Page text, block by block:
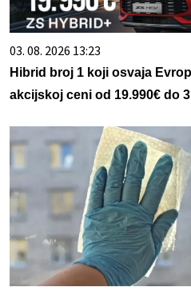
03. 08. 2026 13:23
Hibrid broj 1 koji osvaja
akcijskoj ceni od 19.990€ do